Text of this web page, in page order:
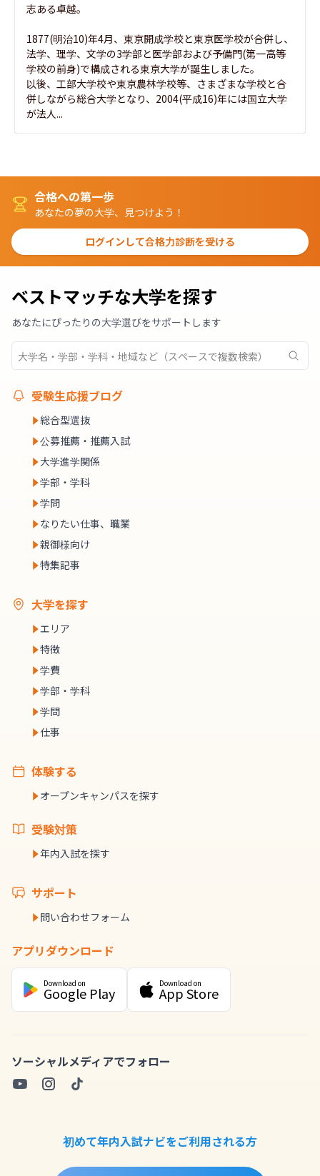
志ある卓越。
1877(明治10)年4月、東京開成学校と東京医学校が合併し、
法学、理学、文学の3学部と医学部および予備門(第一高等
学校の前身)で構成される東京大学が誕生しました。
以後、工部大学校や東京農林学校等、さまざまな学校と合
併しながら総合大学となり、2004(平成16)年には国立大学
が法人...
合格への第一歩
あなたの夢の大学、見つけよう！
ログインして合格力診断を受ける
ベストマッチな大学を探す
あなたにぴったりの大学選びをサポートします
受験生応援ブログ
総合型選抜
公募推薦・推薦入試
大学進学関係
学部・学科
学問
なりたい仕事、職業
親御様向け
特集記事
大学を探す
エリア
特徴
学費
学部・学科
学問
仕事
体験する
オープンキャンパスを探す
受験対策
年内入試を探す
サポート
問い合わせフォーム
アプリダウンロード
Download on
Google Play
Download on
App Store
ソーシャルメディアでフォロー
初めて年内入試ナビをご利用される方